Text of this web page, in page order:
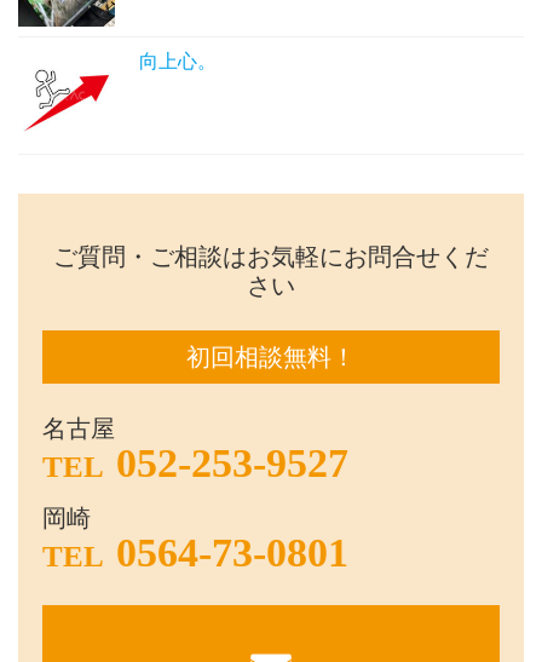
向上心。
ご質問・ご相談はお気軽にお問合せくだ
さい
初回相談無料！
名古屋
TEL 052-253-9527
岡崎
TEL 0564-73-0801